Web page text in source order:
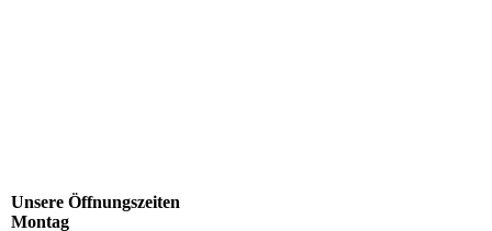
Unsere Öffnungszeiten
Montag